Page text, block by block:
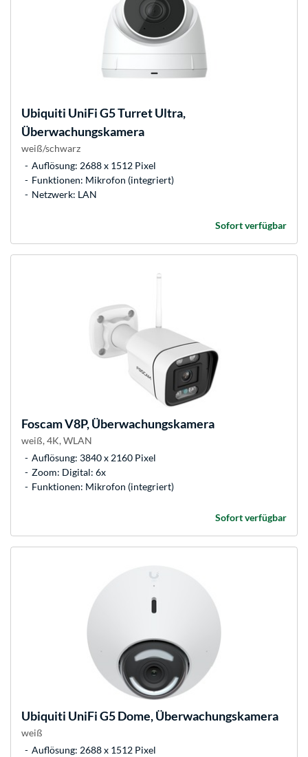
Ubiquiti UniFi G5 Turret Ultra,
Überwachungskamera
weiß/schwarz
Auflösung: 2688 x 1512 Pixel
Funktionen: Mikrofon (integriert)
Netzwerk: LAN
Sofort verfügbar
FoscamV8P, Überwachungskamera
weiß, 4K, WLAN
Auflösung: 3840 x 2160 Pixel
Zoom: Digital: 6x
Funktionen: Mikrofon (integriert)
Sofort verfügbar
Ubiquiti UniFi G5 Dome, Überwachungskamera
weiß
Auflösung: 2688 x 1512 Pixel